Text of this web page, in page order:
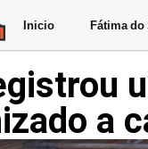
Inicio Fátima do
a